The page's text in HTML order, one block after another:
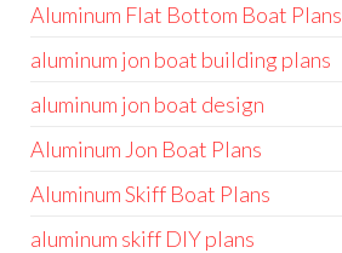
Aluminum Flat Bottom Boat Plans
aluminum jon boat building plans
aluminum jon boat design
Aluminum Jon Boat Plans
Aluminum Skiff Boat Plans
aluminum skiff DIY plans